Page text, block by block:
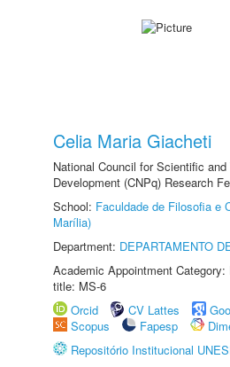
Celia Maria Giacheti
National Council for Scientific and
Development (CNPq) Research
School: Faculdade de Filosofia e
Marília)
Department: DEPARTAMENTO
Academic Appointment
title: MS-6
Orcid
CV Lattes
Scopus
Fapesp
Repositório Institucional